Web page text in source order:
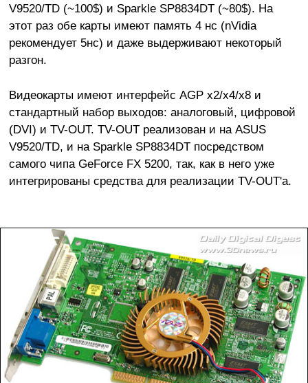
V9520/TD (~100$) и Sparkle SP8834DT (~80$). На
этот раз обе карты имеют память 4 нс (nVidia
рекомендует 5нс) и даже выдерживают некоторый
разгон.
Видеокарты имеют интерфейс AGP х2/x4/x8 и
стандартный набор выходов: аналоговый, цифровой
(DVI) и TV-OUT. TV-OUT реализован и на ASUS
V9520/TD, и на Sparkle SP8834DT посредством
самого чипа GeForce FX 5200, так, как в него уже
интегрированы средства для реализации TV-OUT'а.